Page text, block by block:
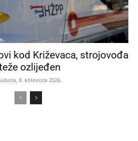
kod Križevaca, strojovođa
ozlijeđen
8. kolovoza 2026.